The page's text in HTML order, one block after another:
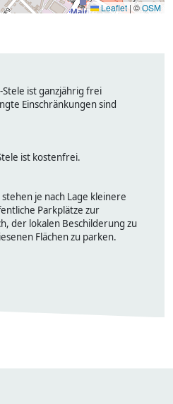
Leaflet |©OSM
ist ganzjährig frei
Einschränkungen sind
ist kostenfrei.
je nach Lage kleinere
Parkplätze zur
der lokalen Beschilderung zu
Flächen zu parken.